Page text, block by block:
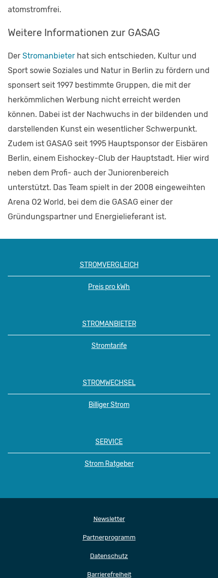
atomstromfrei.
Weitere Informationen zur GASAG
Der Stromanbieter hat sich entschieden, Kultur und
Sport sowie Soziales und Natur in Berlin zu fördern und
sponsert seit 1997 bestimmte Gruppen, die mit der
herkömmlichen Werbung nicht erreicht werden
können. Dabei ist der Nachwuchs in der bildenden und
darstellenden Kunst ein wesentlicher Schwerpunkt.
Zudem ist GASAG seit 1995 Hauptsponsor der Eisbären
Berlin, einem Eishockey-Club der Hauptstadt. Hier wird
neben dem Profi- auch der Juniorenbereich
unterstützt. Das Team spielt in der 2008 eingeweihten
Arena O2 World, bei dem die GASAG einer der
Gründungspartner und Energielieferant ist.
STROMVERGLEICH
Preis pro kWh
STROMANBIETER
Stromtarife
STROMWECHSEL
Billiger Strom
SERVICE
Strom Ratgeber
Newsletter
Partnerprogramm
Datenschutz
Barrierefreiheit